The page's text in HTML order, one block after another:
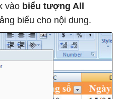
vào biểu tượng All
biểu cho nội dung.